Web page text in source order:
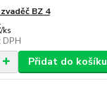
BZ 4
/ks
DPH
Přidat do košíku